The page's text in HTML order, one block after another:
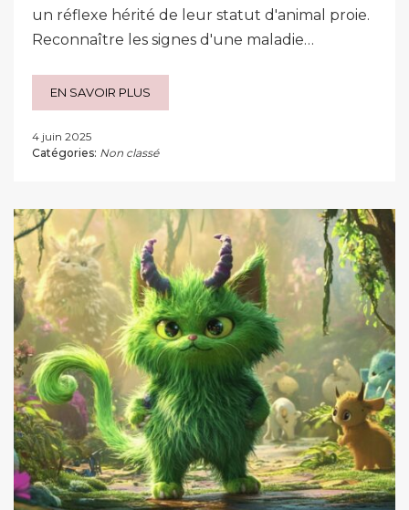
un réflexe hérité de leur statut d'animal proie.
Reconnaître les signes d'une maladie…
EN SAVOIR PLUS
4 juin 2025
Catégories: Non classé